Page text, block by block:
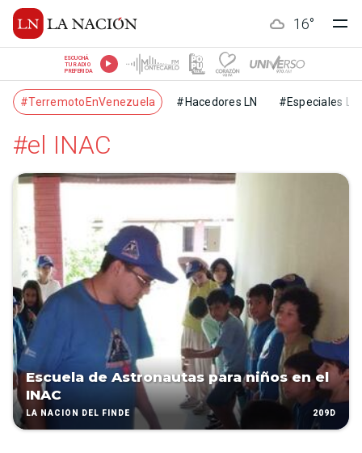
16°
ESCUCHÁ
TU RADIO
PREFERIDA
#TerremotoEnVenezuela #Hacedores LN #Especiales LN
#el INAC
Escuela de Astronautas para niños en el
INAC
LA NACIÓN DEL FINDE 209D